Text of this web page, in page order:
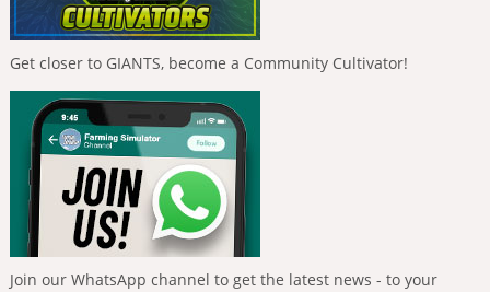
Get closer to GIANTS, become a Community Cultivator!
Join our WhatsApp channel to get the latest news - to your